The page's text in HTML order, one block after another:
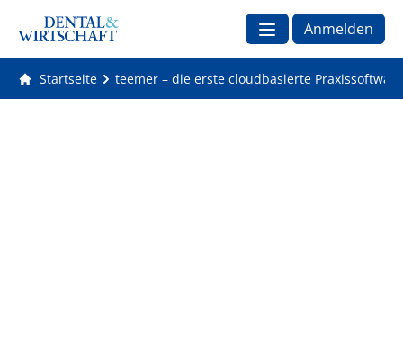
Anmelden
Startseite teemer – die erste cloudbasierte